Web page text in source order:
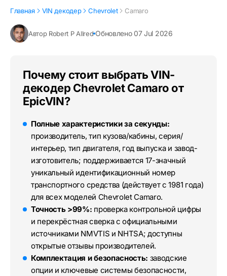
Главная VIN декодер Chevrolet Camaro
Автор Robert P Allred Обновлено 07 Jul 2026
Почему стоит выбрать VIN-
декодер Chevrolet Camaro от
EpicVIN?
Полные характеристики за секунды:
производитель, тип кузова/кабины, серия/
интерьер, тип двигателя, год выпуска и завод-
изготовитель; поддерживается 17-значный
уникальный идентификационный номер
транспортного средства (действует с 1981 года)
для всех моделей Chevrolet Camaro.
Точность >99%: проверка контрольной цифры
и перекрёстная сверка с официальными
источниками NMVTIS и NHTSA; доступны
открытые отзывы производителей.
Комплектация и безопасность: заводские
опции и ключевые системы безопасности,